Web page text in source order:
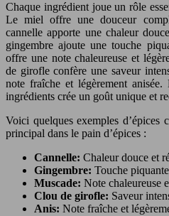
Chaque ingrédient joue un rôle
Le miel offre une douceur
cannelle apporte une chaleur
gingembre ajoute une touche
offre une note chaleureuse et
de girofle confère une saveur
note fraîche et légèrement anisée.
ingrédients crée un goût unique et
Voici quelques exemples d’épices
principal dans le pain d’épices :
Cannelle: Chaleur douce et
Gingembre: Touche
Muscade: Note chaleureuse
Clou de girofle: Saveur
Anis: Note fraîche et